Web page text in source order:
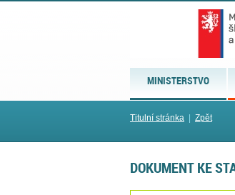
MINISTERSTVO
Titulní stránka Zpět
DOKUMENT KE